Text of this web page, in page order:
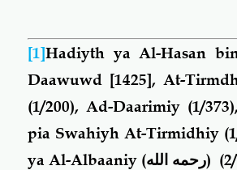
[1]Hadiyth ya Al-Hasan
Daawuwd [1425], At-
(1/200), Ad-Daarimiy (1/
pia Swahiyh At-Tirmidhiy
ya Al-Albaaniy
(رحمه الله)